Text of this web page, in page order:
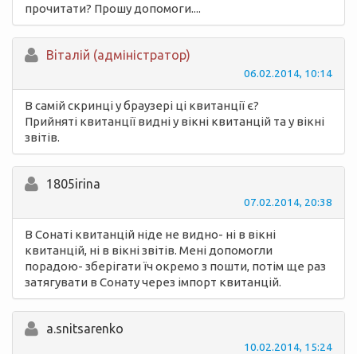
прочитати? Прошу допомоги....
Вiталій (адміністратор)
06.02.2014, 10:14
В самій скринці у браузері ці квитанції є?
Прийняті квитанції видні у вікні квитанцій та у вікні
звітів.
1805irina
07.02.2014, 20:38
В Сонаті квитанцій ніде не видно- ні в вікні
квитанцій, ні в вікні звітів. Мені допомогли
порадою- зберігати їч окремо з пошти, потім ще раз
затягувати в Сонату через імпорт квитанцій.
a.snitsarenko
10.02.2014, 15:24